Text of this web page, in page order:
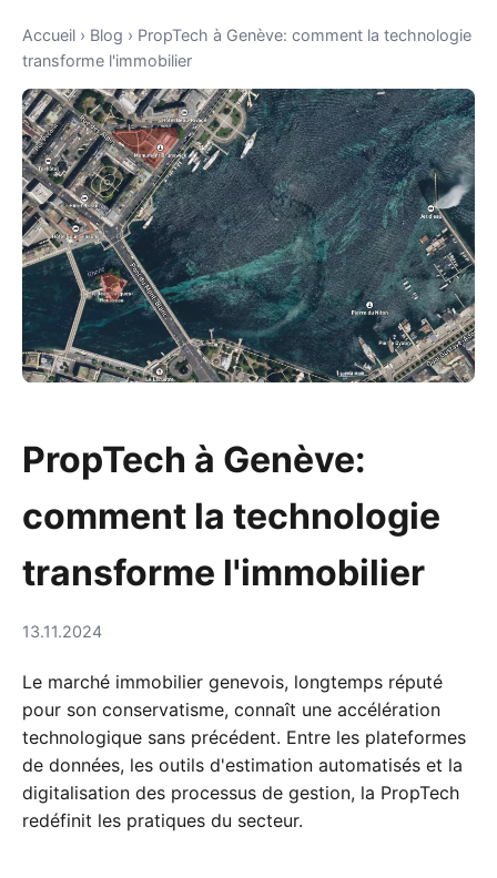
Accueil › Blog › PropTech à Genève: comment la technologie
transforme l'immobilier
PropTech à Genève:
comment la technologie
transforme l'immobilier
13.11.2024
Le marché immobilier genevois, longtemps réputé
pour son conservatisme, connaît une accélération
technologique sans précédent. Entre les plateformes
de données, les outils d'estimation automatisés et la
digitalisation des processus de gestion, la PropTech
redéfinit les pratiques du secteur.